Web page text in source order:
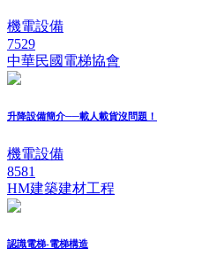
機電設備
7529
中華民國電梯協會
升降設備簡介──載人載貨沒問題！
機電設備
8581
HM建築建材工程
認識電梯-電梯構造